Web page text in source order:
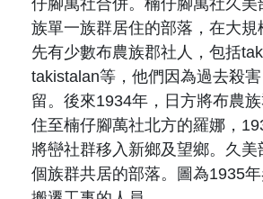
仔腳萬社合併。楠仔腳萬社久
族單一族群居住的部落，在大規
先有少數布農族郡社人，包括
takistalan等，他們因為過去殺
留。後來1934年，日方將布農
住至楠仔腳萬社北方的羅娜，
將巒社群移入新鄉及望鄉。久美
個族群共居的部落。圖為1935